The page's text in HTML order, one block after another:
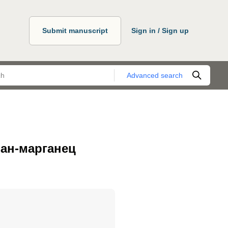
Submit manuscript Sign in / Sign up
Advanced search
марганец